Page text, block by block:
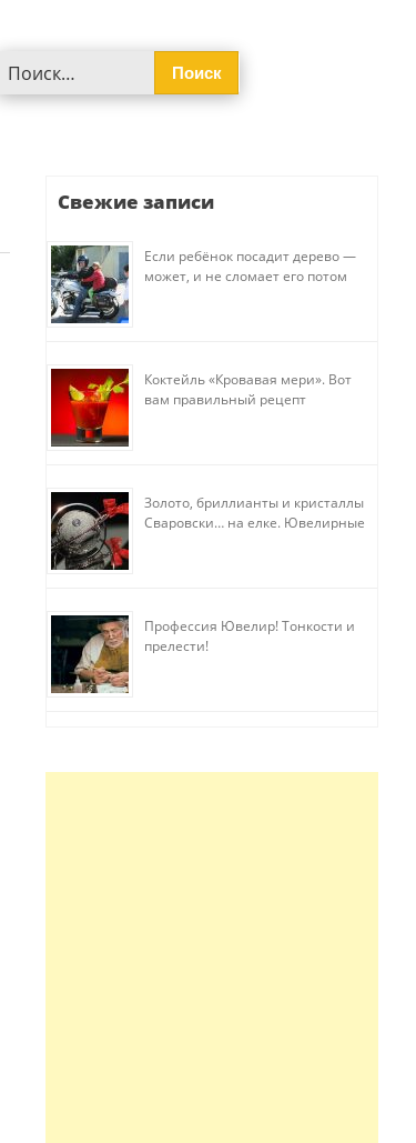
Свежие записи
Если ребёнок посадит дерево —
может, и не сломает его потом
Коктейль «Кровавая мери». Вот
вам правильный рецепт
Золото, бриллианты и кристаллы
Сваровски… на елке. Ювелирные
Профессия Ювелир! Тонкости и
прелести!